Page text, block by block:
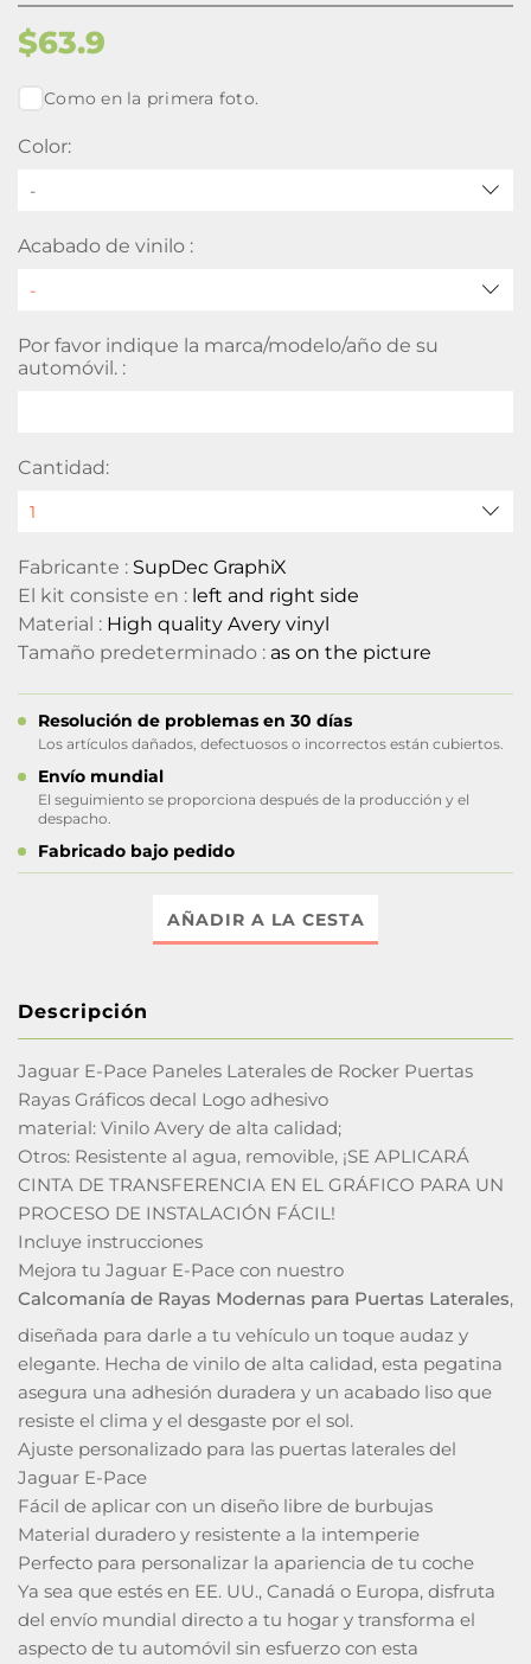
$63.9
Como en la primera foto.
Color:
-
Acabado de vinilo :
Por favor indique la marca/modelo/año de su
automóvil. :
Cantidad:
Fabricante : SupDec GraphiX
El kit consiste en : left and right side
Material : High quality Avery vinyl
Tamaño predeterminado : as on the picture
Resolución de problemas en 30 días
Los artículos dañados, defectuosos o incorrectos están cubiertos.
Envío mundial
El seguimiento se proporciona después de la producción y el
despacho.
Fabricado bajo pedido
AÑADIR A LA CESTA
Descripción
Jaguar E-Pace Paneles Laterales de Rocker Puertas
Rayas Gráficos decal Logo adhesivo
material: Vinilo Avery de alta calidad;
Otros: Resistente al agua, removible, ¡SE APLICARÁ
CINTA DE TRANSFERENCIA EN EL GRÁFICO PARA UN
PROCESO DE INSTALACIÓN FÁCIL!
Incluye instrucciones
Mejora tu Jaguar E-Pace con nuestro
Calcomanía de Rayas Modernas para Puertas Laterales,
diseñada para darle a tu vehículo un toque audaz y
elegante. Hecha de vinilo de alta calidad, esta pegatina
asegura una adhesión duradera y un acabado liso que
resiste el clima y el desgaste por el sol.
Ajuste personalizado para las puertas laterales del
Jaguar E-Pace
Fácil de aplicar con un diseño libre de burbujas
Material duradero y resistente a la intemperie
Perfecto para personalizar la apariencia de tu coche
Ya sea que estés en EE. UU., Canadá o Europa, disfruta
del envío mundial directo a tu hogar y transforma el
aspecto de tu automóvil sin esfuerzo con esta